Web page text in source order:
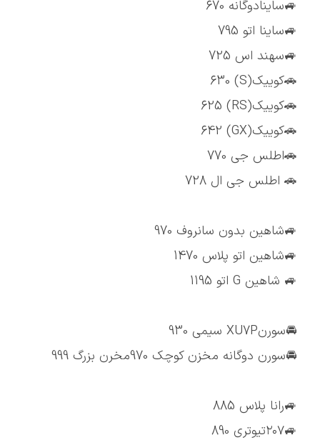
🚙ساینادوگانه 670
🚙ساینا اتو 795
🚙سهند اس 725
🚗کوییک(S) 630
🚗کوییک(RS) 625
🚗کوییک(GX) 642
🚗اطلس جی 770
🚗 اطلس جی ال 728
🚙شاهین بدون سانروف 970
🚙شاهین اتو پلاس 1470
🚙 شاهین G اتو 1195
🚘سورنXU7P سیمی 930
🚘سورن دوگانه مخزن کوچک 970مخرن بزرگ 999
🚙رانا پلاس 885
🚙۲۰۷تیوتری 890